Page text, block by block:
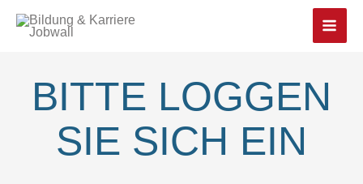
Main
BITTE LOGGEN
SIE SICH EIN